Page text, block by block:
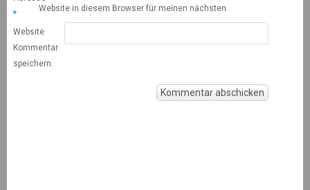
*
Website
Website in diesem Browser für meinen nächsten
Kommentar
speichern.